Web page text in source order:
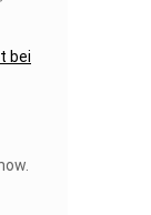
bei